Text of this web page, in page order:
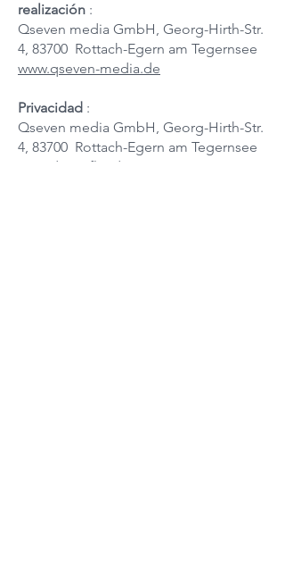
realización :
Qseven media GmbH, Georg-Hirth-Str.
4, 83700 Rottach-Egern am Tegernsee
www.qseven-media.de
Privacidad :
Qseven media GmbH, Georg-Hirth-Str.
4, 83700 Rottach-Egern am Tegernsee
www.dsgvoflat.de